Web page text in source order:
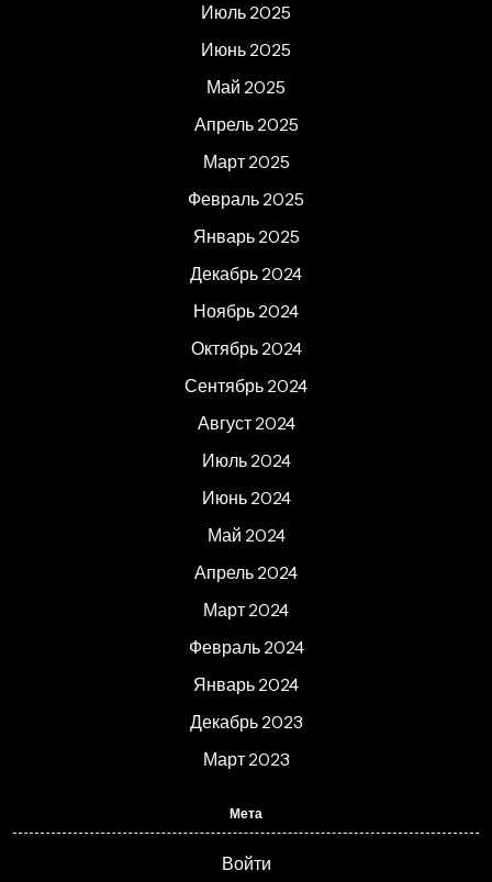
Июль 2025
Июнь 2025
Май 2025
Апрель 2025
Март 2025
Февраль 2025
Январь 2025
Декабрь 2024
Ноябрь 2024
Октябрь 2024
Сентябрь 2024
Август 2024
Июль 2024
Июнь 2024
Май 2024
Апрель 2024
Март 2024
Февраль 2024
Январь 2024
Декабрь 2023
Март 2023
Мета
Войти